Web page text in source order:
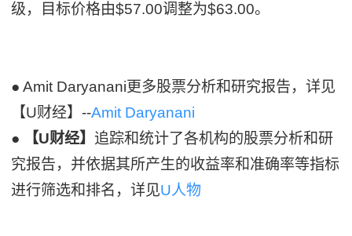
级，目标价格由$57.00调整为$63.00。
● Amit Daryanani更多股票分析和研究报告，详见
【U财经】--Amit Daryanani
●
【U财经】追踪和统计了各机构的股票分析和研
究报告，并依据其所产生的收益率和准确率等指标
进行筛选和排名，详见U人物